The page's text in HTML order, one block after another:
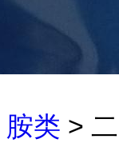
胺类 > 二